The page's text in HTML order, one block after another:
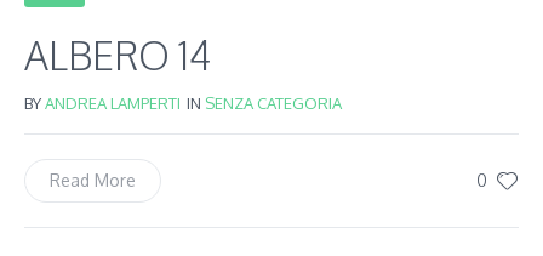
ALBERO 14
BYANDREA LAMPERTI IN SENZA CATEGORIA
0
Read More